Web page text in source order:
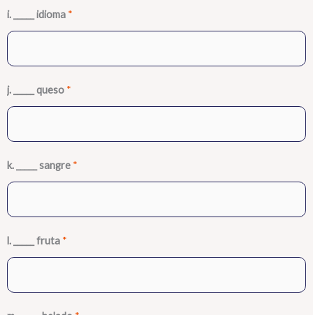
i. _____ idioma *
j. _____ queso *
k. _____ sangre *
l. _____ fruta *